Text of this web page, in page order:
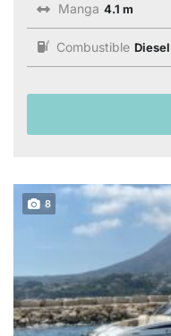
Manga 4.1 m
Combustible Diesel
8